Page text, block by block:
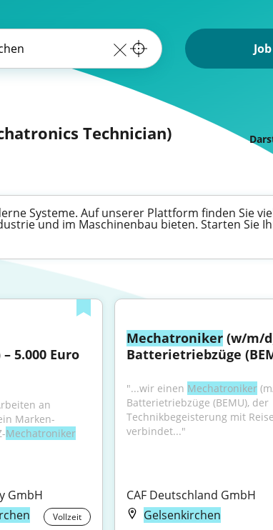
Technician)
Systeme. Auf unserer Plattform finden Sie
und im Maschinenbau bieten. Starten Sie
5.000 Euro
an
Marken-
Mechatroniker
GmbH
Vollzeit
Mechatroniker (w/m/
Batterietriebzüge
"...wir einen Mechatroniker
Batterietriebzüge (BEMU), der
Technikbegeisterung mit
verbindet..."
CAF Deutschland GmbH
Gelsenkirchen